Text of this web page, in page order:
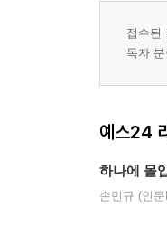
접수된
독자
예스24
하나에 몰
손민규 (인